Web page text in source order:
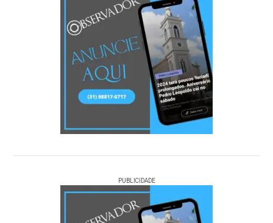
PUBLICIDADE